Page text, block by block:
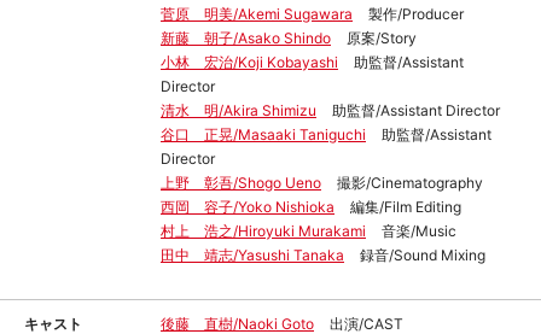
菅原 明美/Akemi Sugawara
製作/Producer
新藤 朝子/Asako Shindo
原案/Story
小林 宏治/Koji Kobayashi
助監督/Assistant
Director
清水 明/Akira Shimizu
助監督/Assistant Director
谷口 正晃/Masaaki Taniguchi
助監督/Assistant
Director
上野 彰吾/Shogo Ueno
撮影/Cinematography
西岡 容子/Yoko Nishioka
編集/Film Editing
村上 浩之/Hiroyuki Murakami
音楽/Music
田中 靖志/Yasushi Tanaka
録音/Sound Mixing
キャスト 後藤 直樹/Naoki Goto
出演/CAST